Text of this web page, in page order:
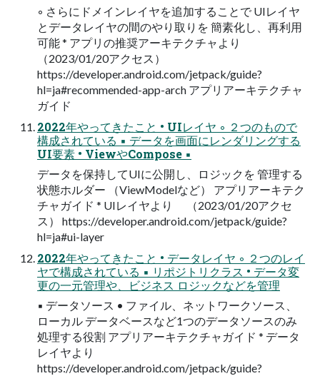
◦ さらにドメインレイヤを追加することで UIレイヤ
とデータレイヤの間のやり取りを 簡素化し、再利用
可能 * アプリの推奨アーキテクチャより
（2023/01/20アクセス）
https://developer.android.com/jetpack/guide?
hl=ja#recommended-app-arch アプリアーキテクチャ
ガイド
2022年やってきたこと • UIレイヤ ◦ ２つのもので
構成されている ▪ データを画面にレンダリングする
UI要素 • ViewやCompose ▪
データを保持してUIに公開し、ロジックを 管理する
状態ホルダー （ViewModelなど） アプリアーキテク
チャガイド * UIレイヤより （2023/01/20アクセ
ス） https://developer.android.com/jetpack/guide?
hl=ja#ui-layer
2022年やってきたこと • データレイヤ ◦ ２つのレイ
ヤで構成されている ▪ リポジトリクラス • データ変
更の一元管理や、ビジネス ロジックなどを管理
▪ データソース • ファイル、ネットワークソース、
ローカル データベースなど1つのデータソースのみ
処理する役割 アプリアーキテクチャガイド * データ
レイヤより
https://developer.android.com/jetpack/guide?